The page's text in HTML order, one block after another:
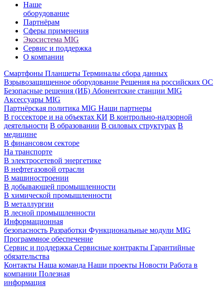
Наше
оборудование
Партнёрам
Сферы применения
Экосистема MIG
Сервис и поддержка
О компании
Смартфоны Планшеты Терминалы сбора данных
Взрывозащищенное оборудование Решения на российских ОС
Безопасные решения (ИБ) Абонентские станции MIG
Аксессуары MIG
Партнёрская политика MIG Наши партнеры
В госсекторе и на объектах КИ В контрольно-надзорной
деятельности В образовании В силовых структурах В
медицине
В финансовом секторе
На транспорте
В электросетевой энергетике
В нефтегазовой отрасли
В машиностроении
В добывающей промышленности
В химической промышленности
В металлургии
В лесной промышленности
Информационная
безопасность Разработки Функциональные модули MIG
Программное обеспечение
Сервис и поддержка Сервисные контракты Гарантийные
обязательства
Контакты Наша команда Наши проекты Новости Работа в
компании Полезная
информация